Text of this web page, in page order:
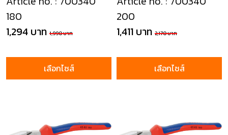
180
1,294 บาท 1,990 บาท
เลือกไซส์
200
1,411 บาท 2,170 บาท
เลือกไซส์